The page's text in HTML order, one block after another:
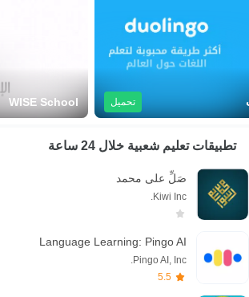
SwiftAssess Assessment App
تطبيقات تعليم شعبية خلال 24 ساعة
صَلِّ على محمد
Kiwi Inc.
Language Learning: Pingo AI
Pingo AI, Inc.
5.5